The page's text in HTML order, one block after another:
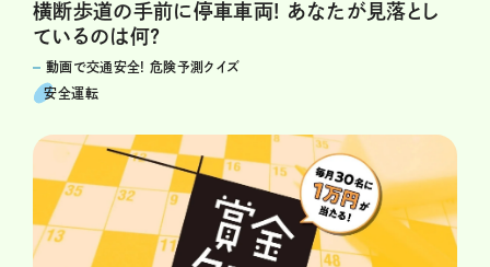
横断歩道の手前に停車車両! あなたが見落とし
ているのは何?
動画で交通安全! 危険予測クイズ
安全運転